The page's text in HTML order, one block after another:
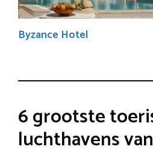
Byzance Hotel
6 grootste
luchthavens